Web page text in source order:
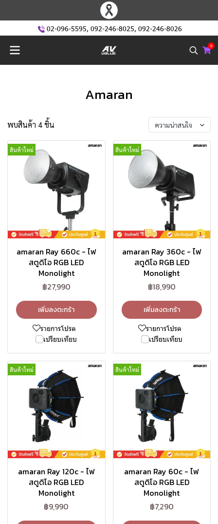
02-096-5595, 092-246-8025, 092-246-8026
0
Amaran
พบสินค้า 4 ชิ้น ความน่าสนใจ
สินค้าใหม่
amaran Ray 660c - ไฟ
สตูดิโอ RGB LED
Monolight
฿27,990
เพิ่มลงตะกร้า
รายการโปรด
เปรียบเทียบ
สินค้าใหม่
amaran Ray 360c - ไฟ
สตูดิโอ RGB LED
Monolight
฿18,990
เพิ่มลงตะกร้า
รายการโปรด
เปรียบเทียบ
สินค้าใหม่
amaran Ray 120c - ไฟ
สตูดิโอ RGB LED
Monolight
฿9,990
สินค้าใหม่
amaran Ray 60c - ไฟ
สตูดิโอ RGB LED
Monolight
฿7,290